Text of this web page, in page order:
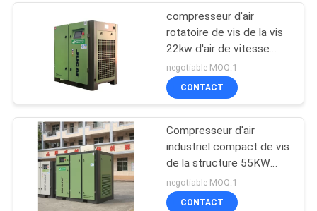
compresseur d'air
rotatoire de vis de la vis
22kw d'air de vitesse
variable industrielle du
compresseur 30hp
negotiable MOQ:1
CONTACT
Compresseur d'air
industriel compact de vis
de la structure 55KW
JYF75
negotiable MOQ:1
CONTACT